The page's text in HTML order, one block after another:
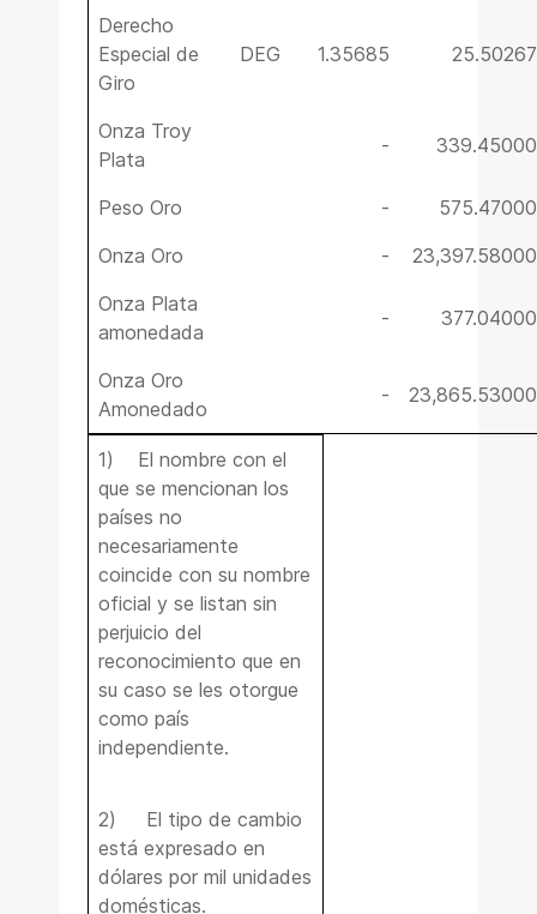
Derecho
Especial de
Giro
DEG 1.35685 25.50267
Onza Troy
Plata
- 339.45000
Peso Oro -
575.47000
Onza Oro
-
23,397.58000
Onza Plata
amonedada
- 377.04000
Onza Oro
Amonedado
- 23,865.53000
1) El nombre con el
que se mencionan los
países no
necesariamente
coincide con su nombre
oficial y se listan sin
perjuicio del
reconocimiento que en
su caso se les otorgue
como país
independiente.
2) El tipo de cambio
está expresado en
dólares por mil unidades
domésticas.